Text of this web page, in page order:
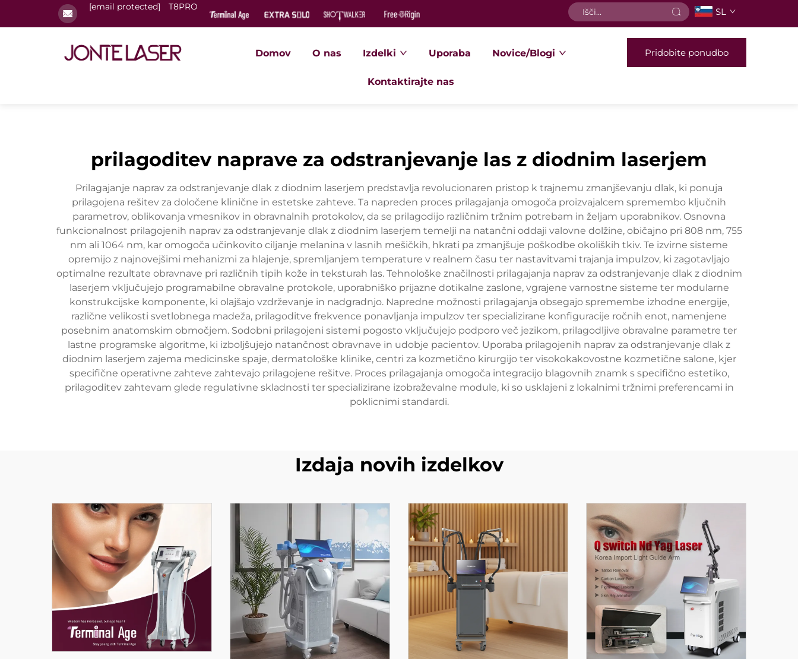
[email protected] T8PRO SL
Domov O nas Izdelki Uporaba Novice/Blogi
Kontaktirajte nas
Pridobite ponudbo
prilagoditev naprave za odstranjevanje las z diodnim laserjem
Prilagajanje naprav za odstranjevanje dlak z diodnim laserjem predstavlja revolucionaren pristop k trajnemu zmanjševanju dlak, ki ponuja
prilagojena rešitev za določene klinične in estetske zahteve. Ta napreden proces prilagajanja omogoča proizvajalcem spremembo ključnih
parametrov, oblikovanja vmesnikov in obravnalnih protokolov, da se prilagodijo različnim tržnim potrebam in željam uporabnikov. Osnovna
funkcionalnost prilagojenih naprav za odstranjevanje dlak z diodnim laserjem temelji na natančni oddaji valovne dolžine, običajno pri 808 nm, 755
nm ali 1064 nm, kar omogoča učinkovito ciljanje melanina v lasnih mešičkih, hkrati pa zmanjšuje poškodbe okoliških tkiv. Te izvirne sisteme
opremijo z najnovejšimi mehanizmi za hlajenje, spremljanjem temperature v realnem času ter nastavitvami trajanja impulzov, ki zagotavljajo
optimalne rezultate obravnave pri različnih tipih kože in teksturah las. Tehnološke značilnosti prilagajanja naprav za odstranjevanje dlak z diodnim
laserjem vključujejo programabilne obravalne protokole, uporabniško prijazne dotikalne zaslone, vgrajene varnostne sisteme ter modularne
konstrukcijske komponente, ki olajšajo vzdrževanje in nadgradnjo. Napredne možnosti prilagajanja obsegajo spremembe izhodne energije,
različne velikosti svetlobnega madeža, prilagoditve frekvence ponavljanja impulzov ter specializirane konfiguracije ročnih enot, namenjene
posebnim anatomskim območjem. Sodobni prilagojeni sistemi pogosto vključujejo podporo več jezikom, prilagodljive obravalne parametre ter
lastne programske algoritme, ki izboljšujejo natančnost obravnave in udobje pacientov. Uporaba prilagojenih naprav za odstranjevanje dlak z
diodnim laserjem zajema medicinske spaje, dermatološke klinike, centri za kozmetično kirurgijo ter visokokakovostne kozmetične salone, kjer
specifične operativne zahteve zahtevajo prilagojene rešitve. Proces prilagajanja omogoča integracijo blagovnih znamk s specifično estetiko,
prilagoditev zahtevam glede regulativne skladnosti ter specializirane izobraževalne module, ki so usklajeni z lokalnimi tržnimi preferencami in
poklicnimi standardi.
Izdaja novih izdelkov